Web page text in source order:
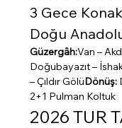
3 Gece
Doğu
Güzergâh:Van –
Doğubayazıt –
– Çıldır GölüDönüş:
2+1 Pulman Koltuk
2026 TUR